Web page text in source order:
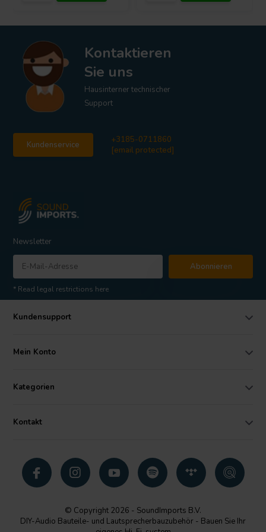
Kontaktieren
Sie uns
Hausinterner technischer
Support
Kundenservice
+3185-0711860
[email protected]
Newsletter
Abonnieren
* Read legal restrictions here
Kundensupport
Mein Konto
Kategorien
Kontakt
© Copyright 2026 - SoundImports B.V.
DIY-Audio Bauteile- und Lautsprecherbauzubehör - Bauen Sie Ihr